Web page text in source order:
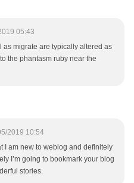
05:43
migrate are typically altered as
the phantasm ruby near the
2019 10:54
I am new to weblog and definitely
I’m going to bookmark your blog
stories.